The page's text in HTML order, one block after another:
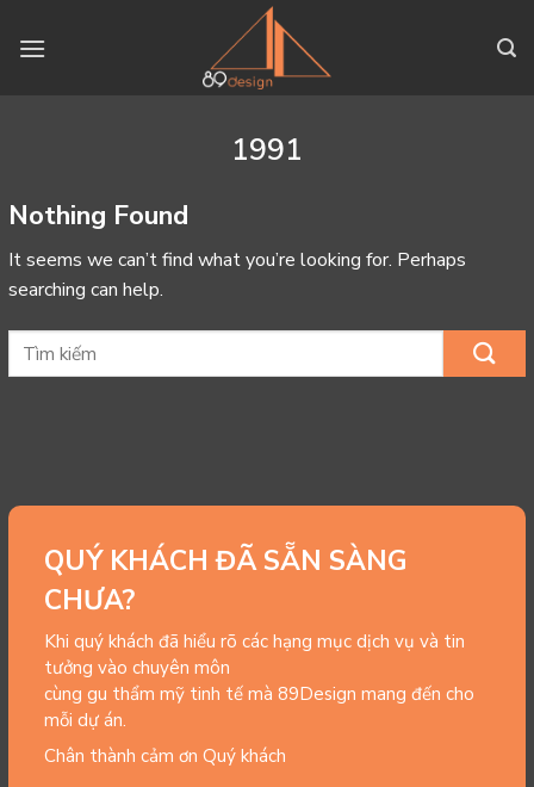
1991
Nothing Found
It seems we can’t find what you’re looking for. Perhaps
searching can help.
QUÝ KHÁCH ĐÃ SẴN SÀNG
CHƯA?
Khi quý khách đã hiểu rõ các hạng mục dịch vụ và tin
tưởng vào chuyên môn
cùng gu thẩm mỹ tinh tế mà 89Design mang đến cho
mỗi dự án.
Chân thành cảm ơn Quý khách